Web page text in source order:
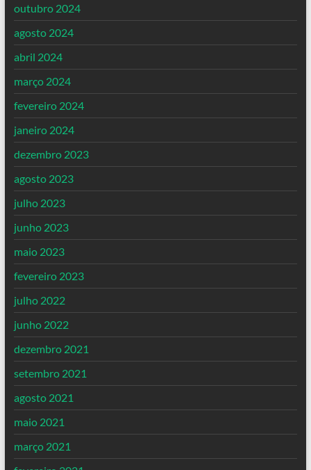
outubro 2024
agosto 2024
abril 2024
março 2024
fevereiro 2024
janeiro 2024
dezembro 2023
agosto 2023
julho 2023
junho 2023
maio 2023
fevereiro 2023
julho 2022
junho 2022
dezembro 2021
setembro 2021
agosto 2021
maio 2021
março 2021